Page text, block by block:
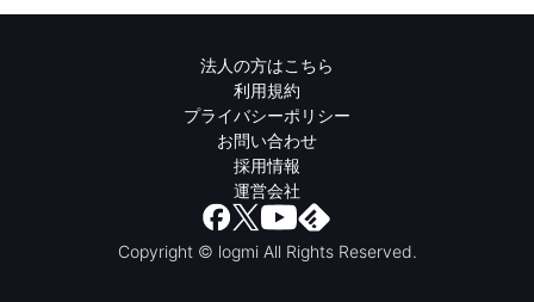
法人の方はこちら
利用規約
プライバシーポリシー
お問い合わせ
採用情報
運営会社
Copyright © logmi All Rights Reserved.